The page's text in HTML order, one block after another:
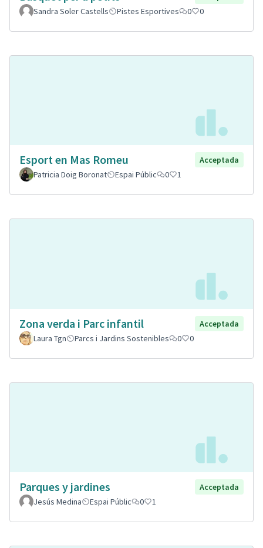
Sandra Soler Castells
Pistes Esportives 0 0
Esport en Mas Romeu
Acceptada
Patricia Doig Boronat
Espai Públic 0 1
Zona verda i Parc infantil
Acceptada
Laura Tgn
Parcs i Jardins Sostenibles 0 0
Parques y jardines
Acceptada
Jesús Medina
Espai Públic 0 1